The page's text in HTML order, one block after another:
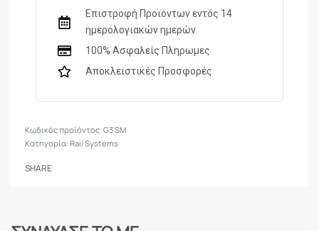
Επιστροφή Προϊόντων εντός 14
ημερολογιακών ημερών
100% Ασφαλείς Πληρωμες
Αποκλειστικές Προσφορές
G3 SM
Κατηγορία:Rail Systems
SHARE